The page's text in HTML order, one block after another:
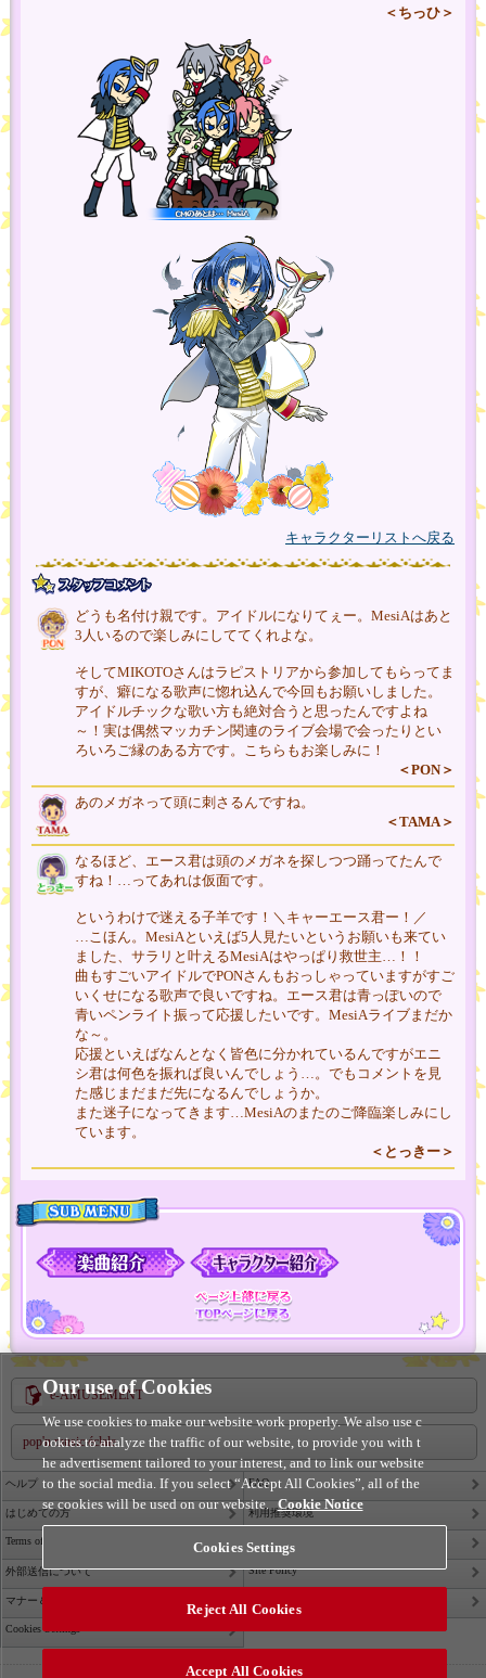
＜ちっひ＞
キャラクターリストへ戻る
どうも名付け親です。アイドルになりてぇー。MesiAはあと
3人いるので楽しみにしててくれよな。
そしてMIKOTOさんはラピストリアから参加してもらってま
すが、癖になる歌声に惚れ込んで今回もお願いしました。
アイドルチックな歌い方も絶対合うと思ったんですよね
～！実は偶然マッカチン関連のライブ会場で会ったりとい
ろいろご縁のある方です。こちらもお楽しみに！
＜PON＞
あのメガネって頭に刺さるんですね。
＜TAMA＞
なるほど、エース君は頭のメガネを探しつつ踊ってたんで
すね！…ってあれは仮面です。
というわけで迷える子羊です！＼キャーエース君ー！／
…こほん。MesiAといえば5人見たいというお願いも来てい
ました、サラリと叶えるMesiAはやっぱり救世主…！！
曲もすごいアイドルでPONさんもおっしゃっていますがすご
いくせになる歌声で良いですね。エース君は青っぽいので
青いペンライト振って応援したいです。MesiAライブまだか
な～。
応援といえばなんとなく皆色に分かれているんですがエニ
シ君は何色を振れば良いんでしょう…。でもコメントを見
た感じまだまだ先になるんでしょうか。
また迷子になってきます…MesiAのまたのご降臨楽しみにし
ています。
＜とっきー＞
MENU
ページ上部に戻
る
TOPページに戻
る
e-AMUSEMENT
pop'n music éclale
ヘルプ FAQ
はじめての方 利用推奨環境
Terms of Service Privacy Policy
外部送信について Site Policy
マナー＆ルール
Cookies Settings
Our use of Cookies
We use cookies to make our website work properly. We also use c
ookies to analyze the traffic of our website, to provide you with t
he advertisement tailored to your interest, and to link our website
to the social media. If you select “Accept All Cookies”, all of the
se cookies will be used on our website. Cookie Notice
Cookies Settings
Reject All Cookies
Accept All Cookies